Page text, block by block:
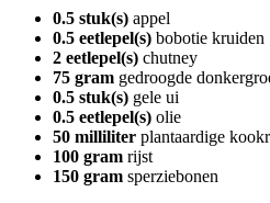
0.5 stuk(s) appel
0.5 eetlepel(s) bobotie kruiden
2 eetlepel(s) chutney
75 gram gedroogde
0.5 stuk(s) gele ui
0.5 eetlepel(s) olie
50 milliliter plantaardige
100 gram rijst
150 gram sperziebonen